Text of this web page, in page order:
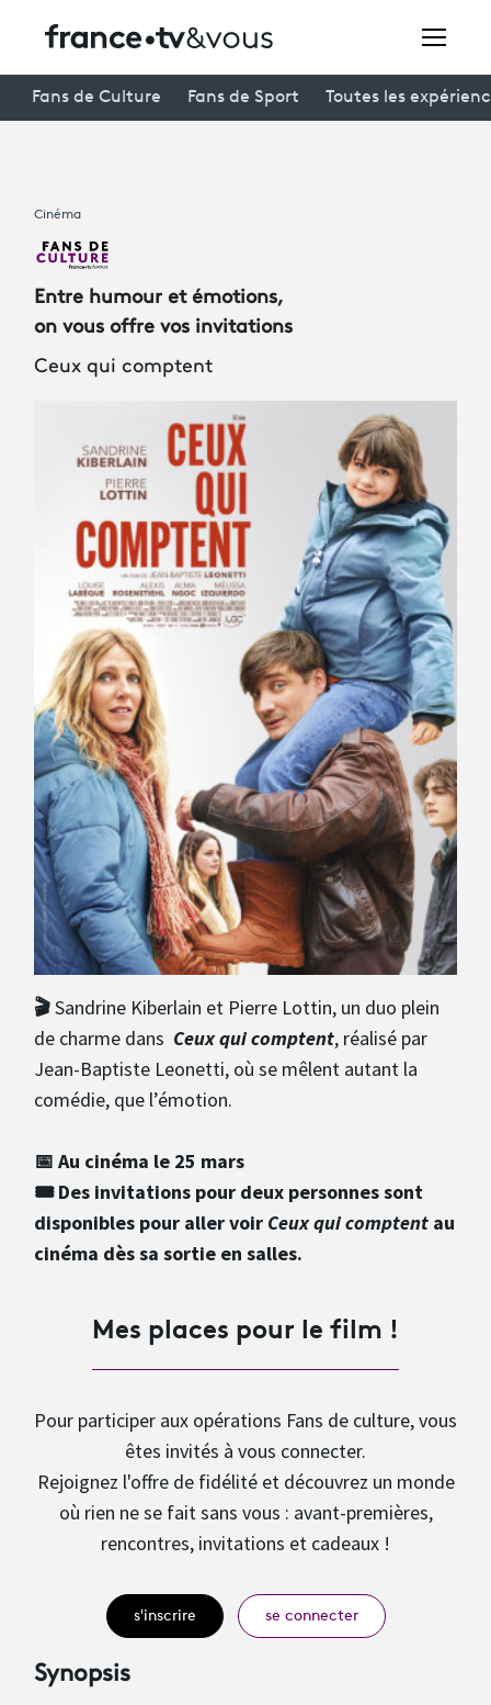
connexion
Avantages fidélité
À la une
Participer et assister à une émission
À votre écoute
Productions et innovation
Programme tv
Fans de Culture Fans de Sport Toutes les
Cinéma
Entre humour et émotions,
on vous offre vos invitations
Ceux qui comptent
🎬Sandrine Kiberlain et Pierre Lottin, un duo plein
de charme dans Ceux qui comptent, réalisé par
Jean-Baptiste Leonetti, où se mêlent autant la
comédie, que l’émotion.
📅 Au cinéma le 25 mars
🎟️ Des invitations pour deux personnes sont
disponibles pour aller voir Ceux qui comptent au
cinéma dès sa sortie en salles.
Mes places pour le film !
Pour participer aux opérations Fans de culture, vous
êtes invités à vous connecter.
Rejoignez l'offre de fidélité et découvrez un monde
où rien ne se fait sans vous : avant-premières,
rencontres, invitations et cadeaux !
s'inscrire se connecter
Synopsis